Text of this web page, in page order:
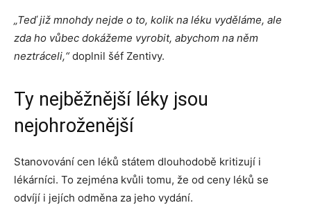
„Teď již mnohdy nejde o to, kolik na léku vyděláme, ale
zda ho vůbec dokážeme vyrobit, abychom na něm
neztráceli,“doplnil šéf Zentivy.
Ty nejběžnější léky jsou
nejohroženější
Stanovování cen léků státem dlouhodobě kritizují i
lékárníci. To zejména kvůli tomu, že od ceny léků se
odvíjí i jejích odměna za jeho vydání.